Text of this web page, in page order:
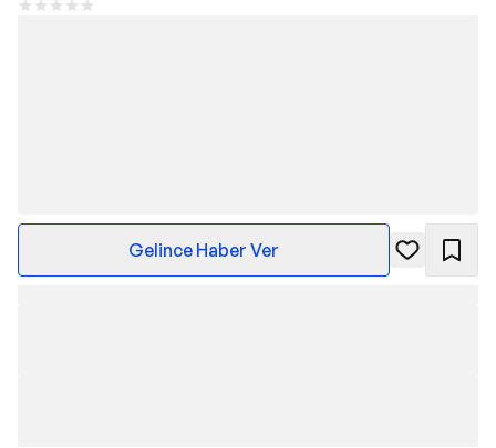
Gelince Haber Ver